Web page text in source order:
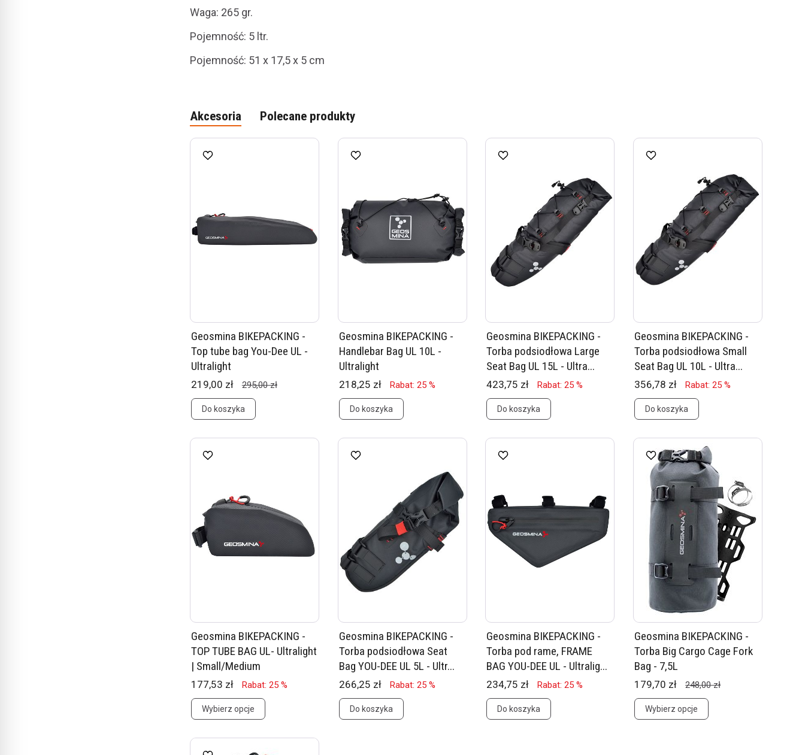
Waga: 265 gr.
Pojemność: 5 ltr.
Pojemność: 51 x 17,5 x 5 cm
Akcesoria Polecane produkty
Geosmina BIKEPACKING -
Top tube bag You-Dee UL -
Ultralight
219,00 zł 295,00 zł
Do koszyka
Geosmina BIKEPACKING -
Handlebar Bag UL 10L -
Ultralight
218,25 zł Rabat: 25 %
Do koszyka
Geosmina BIKEPACKING -
Torba podsiodłowa Large
Seat Bag UL 15L - Ultra...
423,75 zł Rabat: 25 %
Do koszyka
Geosmina BIKEPACKING -
Torba podsiodłowa Small
Seat Bag UL 10L - Ultra...
356,78 zł Rabat: 25 %
Do koszyka
Geosmina BIKEPACKING -
TOP TUBE BAG UL- Ultralight
| Small/Medium
177,53 zł Rabat: 25 %
Wybierz opcje
Geosmina BIKEPACKING -
Torba podsiodłowa Seat
Bag YOU-DEE UL 5L - Ultr...
266,25 zł Rabat: 25 %
Do koszyka
Geosmina BIKEPACKING -
Torba pod rame, FRAME
BAG YOU-DEE UL - Ultralig...
234,75 zł Rabat: 25 %
Do koszyka
Geosmina BIKEPACKING -
Torba Big Cargo Cage Fork
Bag - 7,5L
179,70 zł 248,00 zł
Wybierz opcje